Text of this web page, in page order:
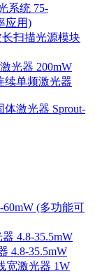
系统 75-
应用)
扫描光源模块
光器 200mW
续单频激光器
体激光器 Sprout-
60mW (多功能可
4.8-35.5mW
4.8-35.5mW
宽激光器 1W